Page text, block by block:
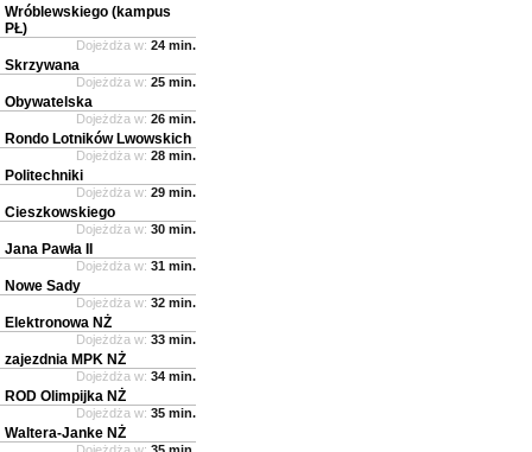
Wróblewskiego (kampus
PŁ)
Dojeżdża w: 24 min.
Skrzywana
Dojeżdża w: 25 min.
Obywatelska
Dojeżdża w: 26 min.
Rondo Lotników Lwowskich
Dojeżdża w: 28 min.
Politechniki
Dojeżdża w: 29 min.
Cieszkowskiego
Dojeżdża w: 30 min.
Jana Pawła II
Dojeżdża w: 31 min.
Nowe Sady
Dojeżdża w: 32 min.
Elektronowa NŻ
Dojeżdża w: 33 min.
zajezdnia MPK NŻ
Dojeżdża w: 34 min.
ROD Olimpijka NŻ
Dojeżdża w: 35 min.
Waltera-Janke NŻ